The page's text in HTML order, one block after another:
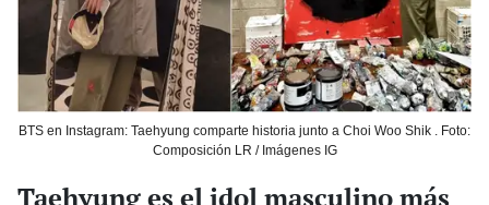
BTS en Instagram: Taehyung comparte historia junto a Choi Woo Shik . Foto:
Composición LR / Imágenes IG
Taehyung es el idol masculino más